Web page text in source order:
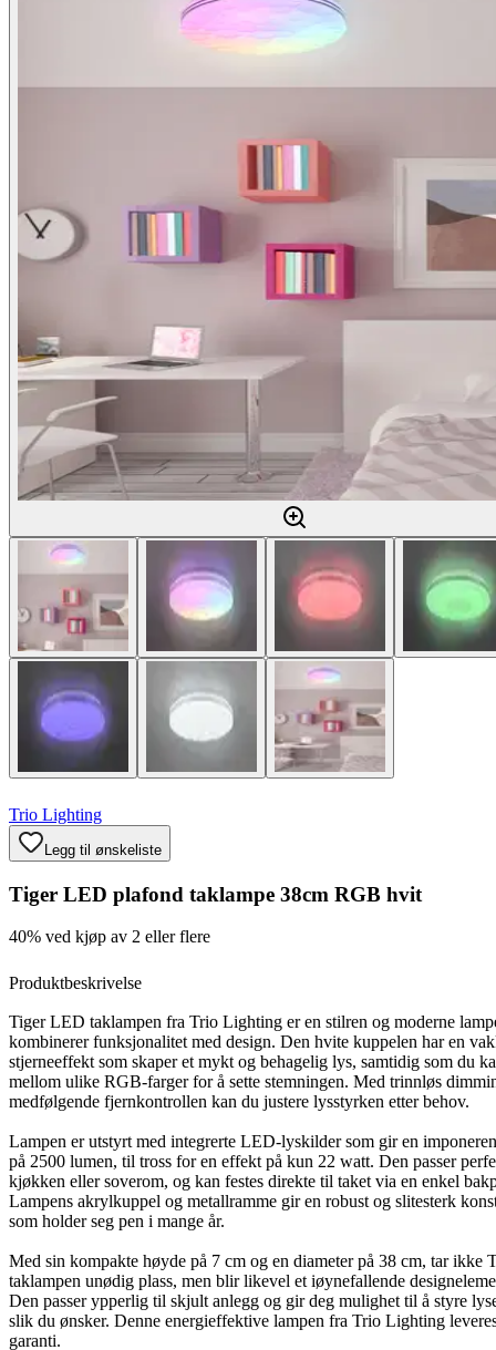
Trio Lighting
Legg til ønskeliste
Tiger LED plafond taklampe 38cm RGB hvit
40% ved kjøp av 2 eller flere
Produktbeskrivelse
Tiger LED taklampen fra Trio Lighting er en stilren og moderne
kombinerer funksjonalitet med design. Den hvite kuppelen har en
stjerneeffekt som skaper et mykt og behagelig lys, samtidig som du
mellom ulike RGB-farger for å sette stemningen. Med trinnløs
medfølgende fjernkontrollen kan du justere lysstyrken etter behov.
Lampen er utstyrt med integrerte LED-lyskilder som gir en
på 2500 lumen, til tross for en effekt på kun 22 watt. Den passer
kjøkken eller soverom, og kan festes direkte til taket via en enkel
Lampens akrylkuppel og metallramme gir en robust og slitesterk
som holder seg pen i mange år.
Med sin kompakte høyde på 7 cm og en diameter på 38 cm, tar ikke
taklampen unødig plass, men blir likevel et iøynefallende
Den passer ypperlig til skjult anlegg og gir deg mulighet til å styre
slik du ønsker. Denne energieffektive lampen fra Trio Lighting
garanti.